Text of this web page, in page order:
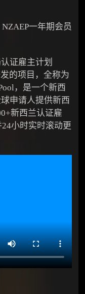
一年期会员
证雇主计划
的项目，全称为
，是一个新西
申请人提供新西
新西兰认证雇
小时实时滚动更